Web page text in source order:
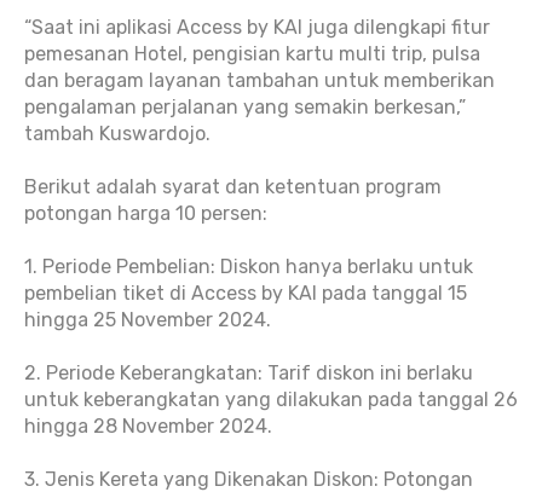
“Saat ini aplikasi Access by KAI juga dilengkapi fitur
pemesanan Hotel, pengisian kartu multi trip, pulsa
dan beragam layanan tambahan untuk memberikan
pengalaman perjalanan yang semakin berkesan,”
tambah Kuswardojo.
Berikut adalah syarat dan ketentuan program
potongan harga 10 persen:
1. Periode Pembelian: Diskon hanya berlaku untuk
pembelian tiket di Access by KAI pada tanggal 15
hingga 25 November 2024.
2. Periode Keberangkatan: Tarif diskon ini berlaku
untuk keberangkatan yang dilakukan pada tanggal 26
hingga 28 November 2024.
3. Jenis Kereta yang Dikenakan Diskon: Potongan